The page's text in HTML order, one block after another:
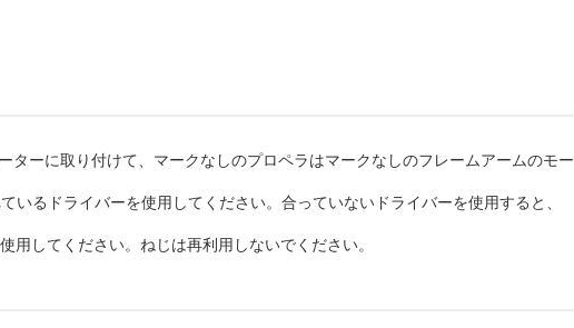
ターに取り付けて、マークなしのプロペラはマークなしのフレームアームのモー
いるドライバーを使用してください。合っていないドライバーを使用すると、
してください。ねじは再利用しないでください。